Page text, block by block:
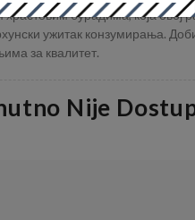
храстовим бурадима, која овој
ужитак конзумирања.
за квалитет.
Nije